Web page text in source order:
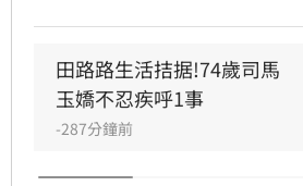
優先處理私人事務並調養身體
乾妹奕君也證實此消息。
田路路生活拮据!74歲司馬
玉嬌不忍疾呼1事
-287分鐘前